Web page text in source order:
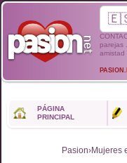
parejas
amistad
PÁGINA
PRINCIPAL
Pasion›Mujeres